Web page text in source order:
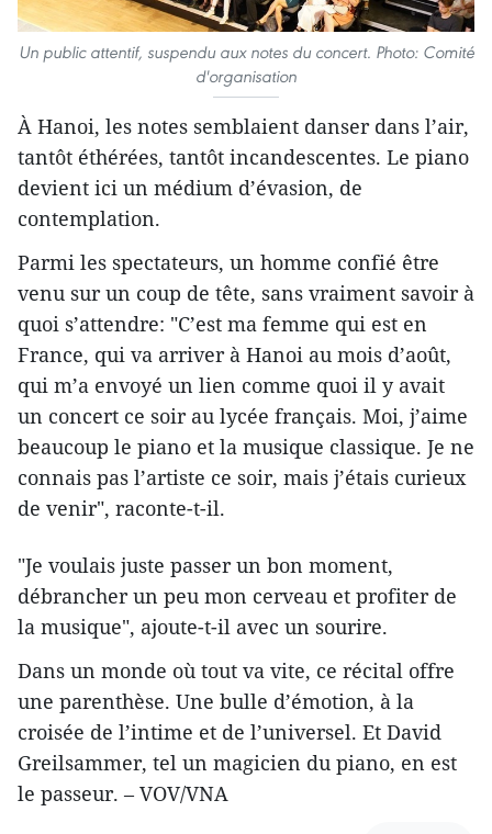
Un public attentif, suspendu aux notes du concert. Photo: Comité
d'organisation
À Hanoi, les notes semblaient danser dans l’air,
tantôt éthérées, tantôt incandescentes. Le piano
devient ici un médium d’évasion, de
contemplation.
Parmi les spectateurs, un homme confié être
venu sur un coup de tête, sans vraiment savoir à
quoi s’attendre: "C’est ma femme qui est en
France, qui va arriver à Hanoi au mois d’août,
qui m’a envoyé un lien comme quoi il y avait
un concert ce soir au lycée français. Moi, j’aime
beaucoup le piano et la musique classique. Je ne
connais pas l’artiste ce soir, mais j’étais curieux
de venir", raconte-t-il.
"Je voulais juste passer un bon moment,
débrancher un peu mon cerveau et profiter de
la musique", ajoute-t-il avec un sourire.
Dans un monde où tout va vite, ce récital offre
une parenthèse. Une bulle d’émotion, à la
croisée de l’intime et de l’universel. Et David
Greilsammer, tel un magicien du piano, en est
le passeur. – VOV/VNA